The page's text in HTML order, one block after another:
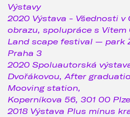
Výstavy
2020 Výstava - Všednosti v
obrazu, spolupráce s Vítem
Land scape festival — park
Praha 3
2020 Spoluautorská
Dvořákovou, After
Mooving station,
Koperníkova 56, 301 00
2018 Výstava Plus mínus